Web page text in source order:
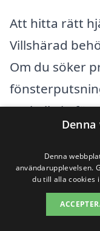
Att hitta rätt
Villshärad
Om du söker
att kolla in
Det finns
till med att
rena. Genom
kan du
Denna
användarupplevelsen.
du till alla cookies